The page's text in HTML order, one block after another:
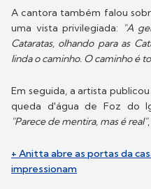
A cantora também falou
uma vista privilegiada:
"A
Cataratas, olhando para as
linda o caminho. O caminho é
Em seguida, a artista
queda d'água de Foz do
"Parece de mentira, mas é real"
+ Anitta abre as portas da
impressionam